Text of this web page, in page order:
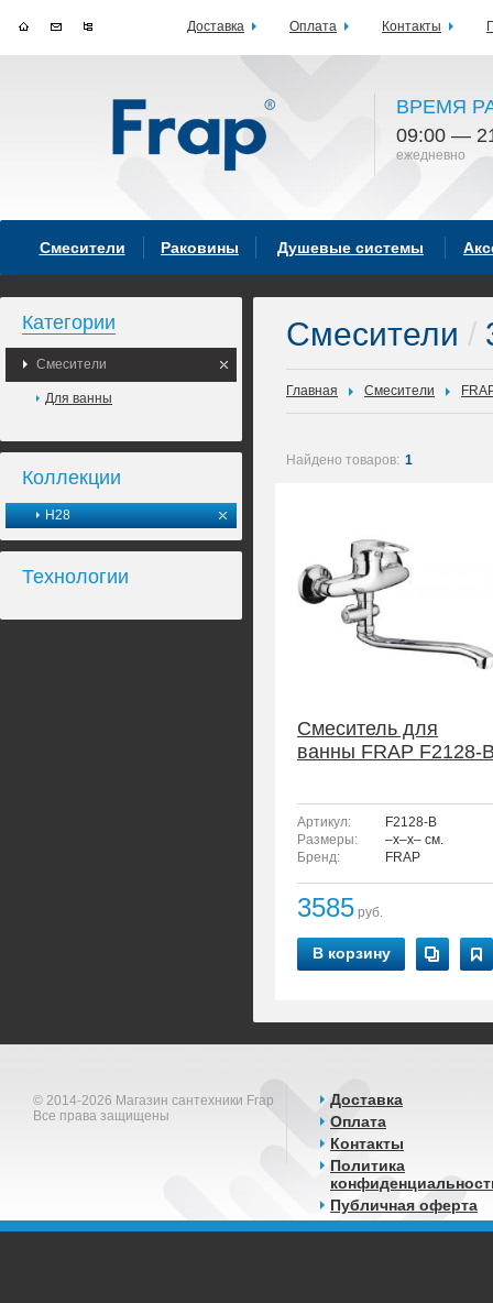
ВРЕМЯ
09:00 —
ежедневно
Смесители Раковины Душевые системы
Категории
Смесители
Для ванны
Коллекции
H28
Технологии
Смесители /
Главная Смесители
Найдено товаров: 1
Смеситель для
ванны FRAP F2128-
Артикул:
F2128-B
Размеры:
–x–x– см.
Бренд:
FRAP
3585 руб.
В корзину
© 2014-2026 Магазин сантехники Frap
Все права защищены
Доставка
Оплата
Контакты
Политика
Публичная оферта
Доставка Оплата Контакты